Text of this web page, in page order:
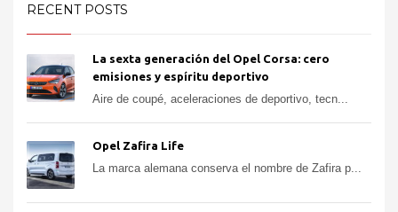
RECENT POSTS
La sexta generación del Opel Corsa: cero
emisiones y espíritu deportivo
Aire de coupé, aceleraciones de deportivo, tecn...
Opel Zafira Life
La marca alemana conserva el nombre de Zafira p...